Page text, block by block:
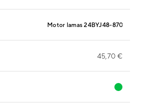
Motor lamas 24BYJ48-870
45,70 €